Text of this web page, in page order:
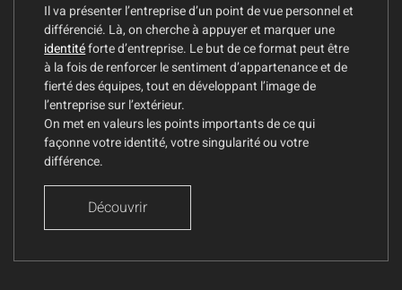
Il va présenter l’entreprise d’un point de vue personnel et
différencié. Là, on cherche à appuyer et marquer une
identitéforte d’entreprise. Le but de ce format peut être
à la fois de renforcer le sentiment d’appartenance et de
fierté des équipes, tout en développant l’image de
l’entreprise sur l’extérieur.
On met en valeurs les points importants de ce qui
façonne votre identité, votre singularité ou votre
différence.
Découvrir